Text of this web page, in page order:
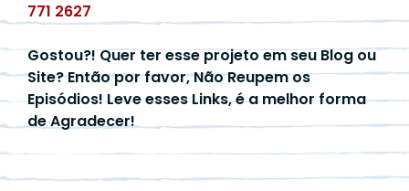
771 2627
Gostou?! Quer ter esse projeto em seu Blog ou
Site? Então por favor, Não Reupem os
Episódios! Leve esses Links, é a melhor forma
de Agradecer!